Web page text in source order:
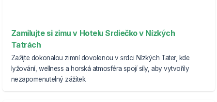
Zamilujte si zimu v Hotelu Srdiečko v Nízkých
Tatrách
Zažijte dokonalou zimní dovolenou v srdci Nízkých Tater, kde
lyžování, wellness a horská atmosféra spojí síly, aby vytvořily
nezapomenutelný zážitek.